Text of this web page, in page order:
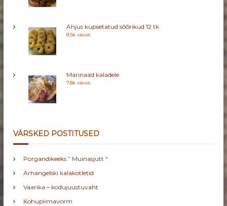
Ahjus küpsetatud sõõrikud 12 tk
8.5k views
Marinaad kaladele
7.8k views
VÄRSKED POSTITUSED
Porgandikeeks ” Muinasjutt “
Arhangelski kalakotletid
Vaarika – kodujuustuvaht
Kohupiimavorm